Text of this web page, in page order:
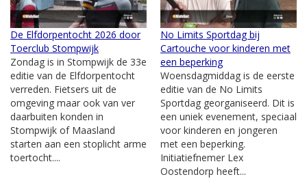
De Elfdorpentocht 2026 door
Toerclub Stompwijk
Zondag is in Stompwijk de 33e
editie van de Elfdorpentocht
verreden. Fietsers uit de
omgeving maar ook van ver
daarbuiten konden in
Stompwijk of Maasland
starten aan een stoplicht arme
toertocht....
No Limits Sportdag bij
Cartouche voor kinderen met
een beperking
Woensdagmiddag is de eerste
editie van de No Limits
Sportdag georganiseerd. Dit is
een uniek evenement, speciaal
voor kinderen en jongeren
met een beperking.
Initiatiefnemer Lex
Oostendorp heeft...